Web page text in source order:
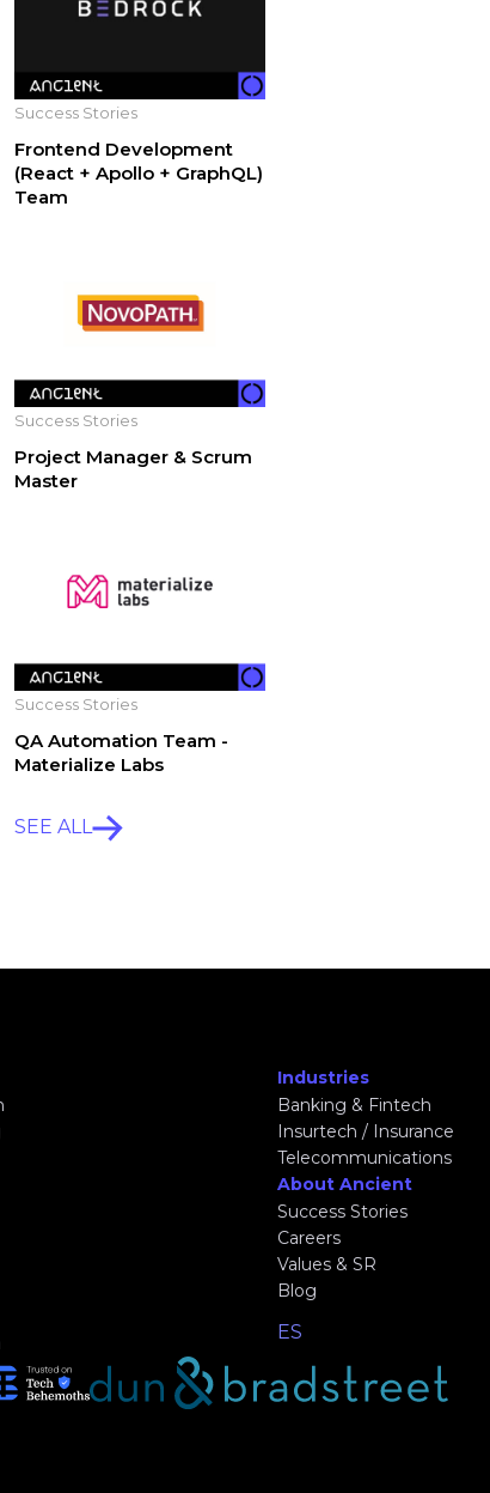
Success Stories
Frontend Development
(React + Apollo + GraphQL)
Team
Success Stories
Project Manager & Scrum
Master
Success Stories
QA Automation Team -
Materialize Labs
SEE ALL
Industries
Banking & Fintech
Insurtech / Insurance
Telecommunications
About Ancient
Success Stories
Careers
Values & SR
Blog
ES